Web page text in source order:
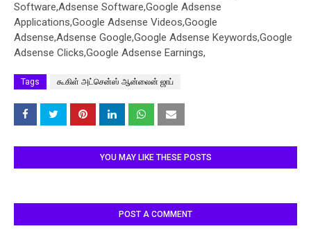
Software,Adsense Software,Google Adsense
Applications,Google Adsense Videos,Google
Adsense,Adsense Google,Google Adsense Keywords,Google
Adsense Clicks,Google Adsense Earnings,
Tags கூகிள் அட்சென்ஸ் ஆன்லைன் ஜாப்
YOU MAY LIKE THESE POSTS
POST A COMMENT